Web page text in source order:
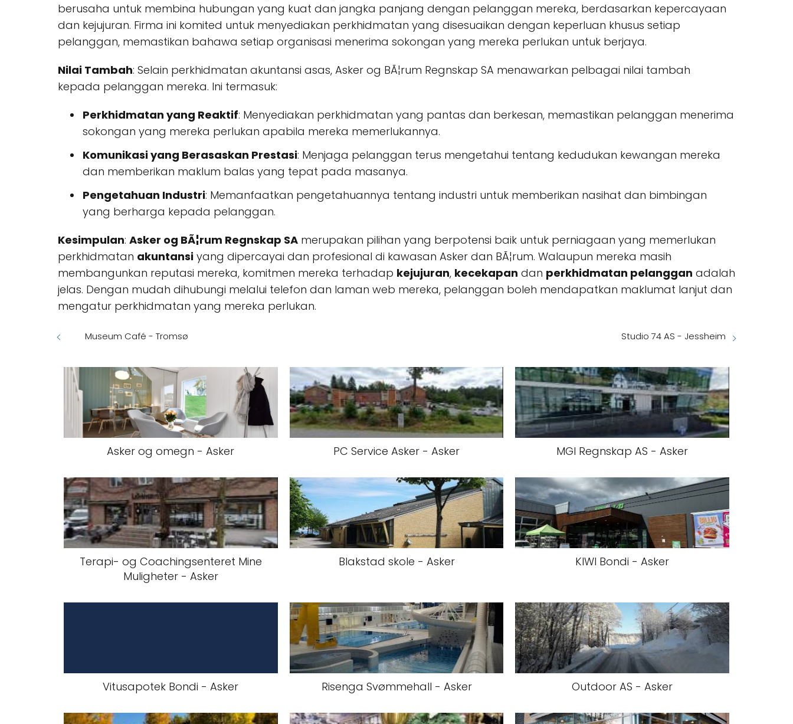
berusaha untuk membina hubungan yang kuat dan jangka panjang dengan pelanggan mereka, berdasarkan kepercayaan
dan kejujuran. Firma ini komited untuk menyediakan perkhidmatan yang disesuaikan dengan keperluan khusus setiap
pelanggan, memastikan bahawa setiap organisasi menerima sokongan yang mereka perlukan untuk berjaya.
Nilai Tambah: Selain perkhidmatan akuntansi asas, Asker og BÃ¦rum Regnskap SA menawarkan pelbagai nilai tambah
kepada pelanggan mereka. Ini termasuk:
Perkhidmatan yang Reaktif: Menyediakan perkhidmatan yang pantas dan berkesan, memastikan pelanggan menerima
sokongan yang mereka perlukan apabila mereka memerlukannya.
Komunikasi yang Berasaskan Prestasi: Menjaga pelanggan terus mengetahui tentang kedudukan kewangan mereka
dan memberikan maklum balas yang tepat pada masanya.
Pengetahuan Industri: Memanfaatkan pengetahuannya tentang industri untuk memberikan nasihat dan bimbingan
yang berharga kepada pelanggan.
Kesimpulan: Asker og BÃ¦rum Regnskap SA merupakan pilihan yang berpotensi baik untuk perniagaan yang memerlukan
perkhidmatan akuntansi yang dipercayai dan profesional di kawasan Asker dan BÃ¦rum. Walaupun mereka masih
membangunkan reputasi mereka, komitmen mereka terhadap kejujuran, kecekapan dan perkhidmatan pelanggan adalah
jelas. Dengan mudah dihubungi melalui telefon dan laman web mereka, pelanggan boleh mendapatkan maklumat lanjut dan
mengatur perkhidmatan yang mereka perlukan.
Museum Café - Tromsø Studio 74 AS - Jessheim
Asker og omegn - Asker PC Service Asker - Asker MGI Regnskap AS - Asker
Terapi- og Coachingsenteret Mine
Muligheter - Asker
Blakstad skole - Asker KIWI Bondi - Asker
Vitusapotek Bondi - Asker Risenga Svømmehall - Asker Outdoor AS - Asker